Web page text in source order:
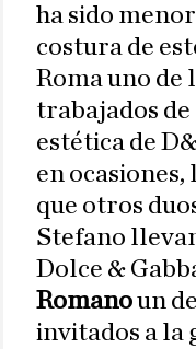
ha sido
costura de
Roma uno de
trabajados de
estética de
en
que otros
Stefano
Dolce &
Romanoun
invitados a la